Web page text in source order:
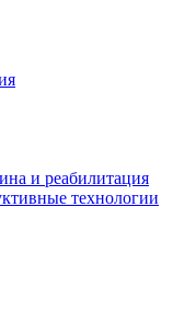
и реабилитация
технологии